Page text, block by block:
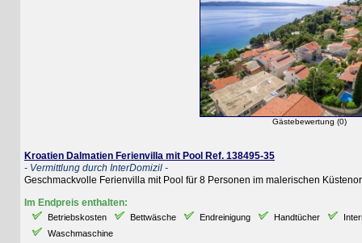
Gästebewertung (0)
Kroatien Dalmatien Ferienvilla mit Pool Ref. 138495-35
- Vermittlung durch InterDomizil -
Geschmackvolle Ferienvilla mit Pool für 8 Personen im malerischen Küstenort
Im Endpreis enthalten:
Betriebskosten Bettwäsche Endreinigung Handtücher
Waschmaschine